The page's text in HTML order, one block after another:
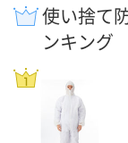
使い捨て
ンキング